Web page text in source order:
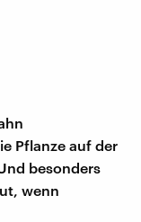
Pflanze auf der
besonders
wenn